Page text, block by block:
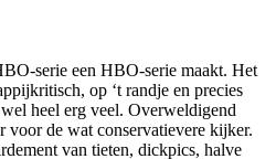
serie een HBO-serie maakt. Het
op ‘t randje en precies
heel erg veel. Overweldigend
voor de wat conservatievere kijker.
van tieten, dickpics, halve